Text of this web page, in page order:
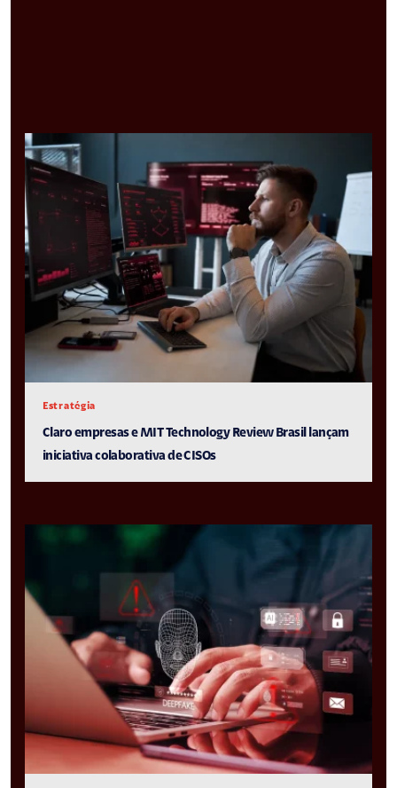
Estratégia
Claro empresas e MIT Technology Review Brasil lançam
iniciativa colaborativa de CISOs